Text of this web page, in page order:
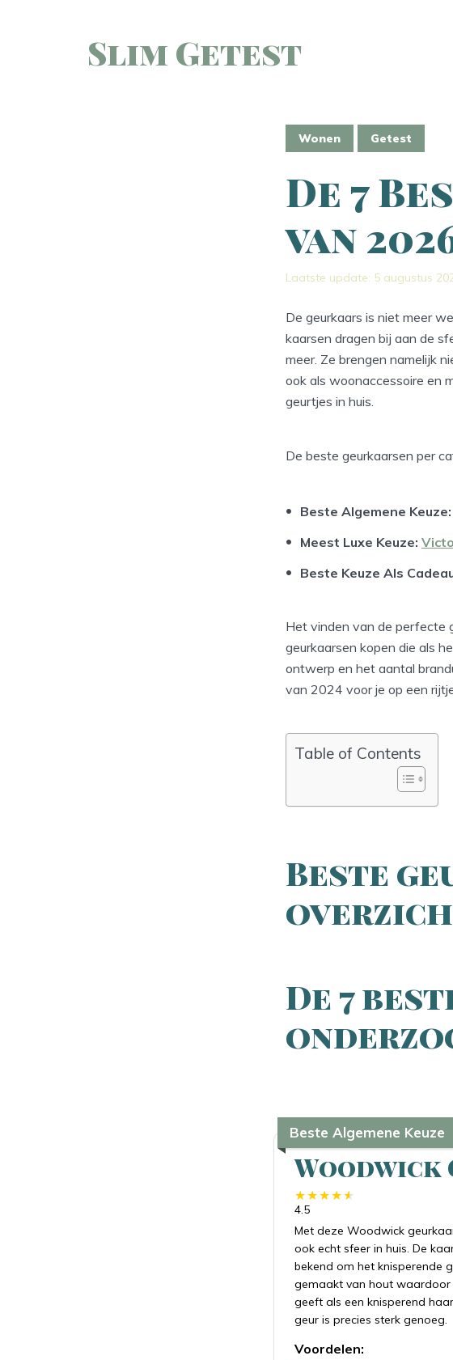
Slim Getest
Wonen Getest
De 7
van
Laatste update: 5 augustus
De geurkaars is niet meer
kaarsen dragen bij aan de
meer. Ze brengen namelijk
ook als woonaccessoire en
geurtjes in huis.
De beste geurkaarsen per
Beste Algemene Keuze:
Meest Luxe Keuze:
Beste Keuze Als
Het vinden van de perfecte
geurkaarsen kopen die als
ontwerp en het aantal
van 2024 voor je op een
Table of Contents
Beste
De 7
Beste Algemene Keuze
Woodwick
4.5
Met deze Woodwick
ook echt sfeer in huis. De
bekend om het knisperende
gemaakt van hout
geeft als een knisperend
geur is precies sterk genoeg.
Voordelen: